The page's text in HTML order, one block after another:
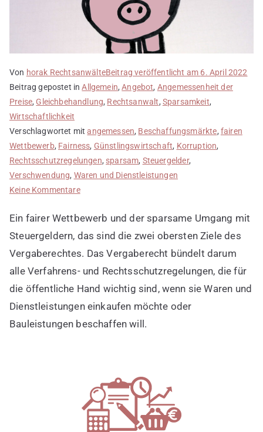
Von horak RechtsanwälteBeitrag veröffentlicht am 6. April 2022
Beitrag gepostet inAllgemein,Angebot, Angemessenheit der
Preise, Gleichbehandlung, Rechtsanwalt, Sparsamkeit,
Wirtschaftlichkeit
Verschlagwortet mitangemessen, Beschaffungsmärkte, fairen
Wettbewerb, Fairness, Günstlingswirtschaft, Korruption,
Rechtsschutzregelungen, sparsam, Steuergelder,
Verschwendung, Waren und Dienstleistungen
Keine Kommentarezu
des
Vergaberechts
Ein fairer Wettbewerb und der sparsame Umgang mit
Steuergeldern, das sind die zwei obersten Ziele des
Vergaberechtes. Das Vergaberecht bündelt darum
alle Verfahrens- und Rechtsschutzregelungen, die für
die öffentliche Hand wichtig sind, wenn sie Waren und
Dienstleistungen einkaufen möchte oder
Bauleistungen beschaffen will.